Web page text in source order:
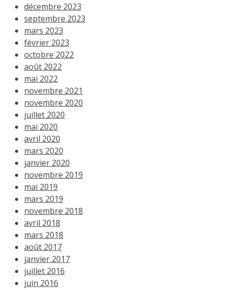
décembre 2023
septembre 2023
mars 2023
février 2023
octobre 2022
août 2022
mai 2022
novembre 2021
novembre 2020
juillet 2020
mai 2020
avril 2020
mars 2020
janvier 2020
novembre 2019
mai 2019
mars 2019
novembre 2018
avril 2018
mars 2018
août 2017
janvier 2017
juillet 2016
juin 2016